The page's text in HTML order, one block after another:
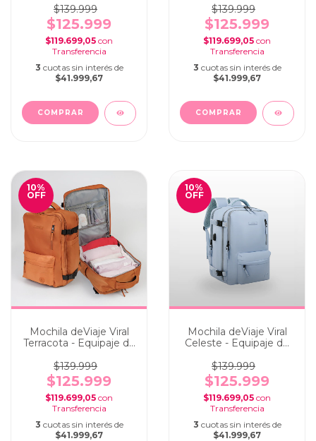
$139.999
$125.999
$119.699,05 con
3 cuotas sin interés de
$41.999,67
$139.999
$125.999
$119.699,05 con
3 cuotas sin interés de
$41.999,67
10%
OFF
Mochila deViaje Viral
Terracota - Equipaje de
$139.999
$125.999
$119.699,05 con
3 cuotas sin interés de
$41.999,67
10%
OFF
Mochila deViaje Viral
Celeste - Equipaje de
$139.999
$125.999
$119.699,05 con
3 cuotas sin interés de
$41.999,67